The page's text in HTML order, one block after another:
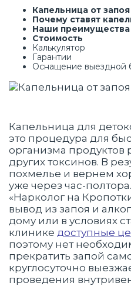
Капельница от
Почему ставят
Наши преимущества
Стоимость
Калькулятор
Гарантии
Оснащение выездной
Капельница для
это процедура для
организма продуктов
других токсинов. В
похмелье и вернем
уже через час-
«Нарколог на
вывод из запоя и
дому или в условиях
клинике доступные
поэтому нет
прекратить запой
круглосуточно
проведения